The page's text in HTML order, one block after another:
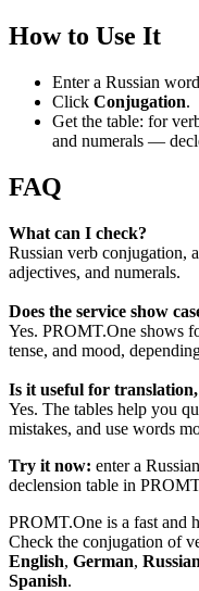
How to Use It
Enter a Russian
Click Conjugation.
Get the table: for
and numerals —
FAQ
What can I check?
Russian verb conjugation,
adjectives, and numerals.
Does the service show
Yes. PROMT.One shows
tense, and mood,
Is it useful for
Yes. The tables help you
mistakes, and use words
Try it now: enter a
declension table in
PROMT.One is a fast and
Check the conjugation of
English, German, Russian
Spanish.